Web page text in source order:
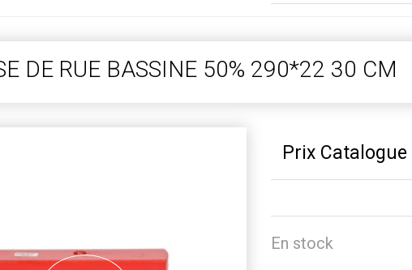
DE RUE BASSINE 50% 290*22 30 CM
Prix Catalogue
En stock